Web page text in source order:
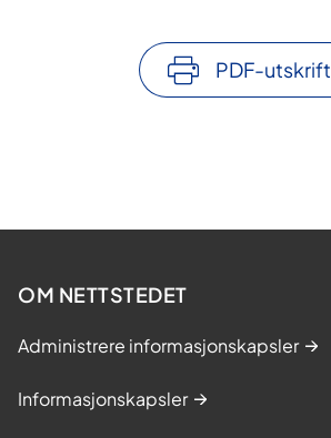
PDF-utskrift
OM NETTSTEDET
Administrere informasjonskapsler
Informasjonskapsler